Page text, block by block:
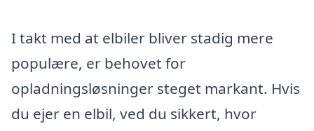
I takt med at elbiler bliver stadig mere
populære, er behovet for
opladningsløsninger steget markant. Hvis
du ejer en elbil, ved du sikkert, hvor